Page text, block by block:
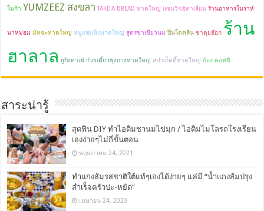
โมก้า YUMZEEZ สงขลา TAKE A BREAD หาดใหญ่ แซนวิชอิตาเลี่ยน ร้านอาหารโนราห์
นาหม่อม มัทฉะหาดใหญ่ หมูแช่แข็งหาดใหญ่ สูตรชาเขียวนม ปิ่นโตคลีน ชาตุยฮ๊อก ร้าน
ฮาลาล ยูบิงคาเฟ่ ก๋วยเตี๋ยวพุงกางหาดใหญ่ สปาเก็ตตี้หาดใหญ่ ก้อง คอฟฟี่
สาระน่ารู้
สุดฟิน DIY ทำไอติมชานมไข่มุก / ไอติมไมโลรถโรงเรียน
เองง่ายๆไม่กี่ขั้นตอน
พฤษภาคม 24, 2021
ทำแกงส้มรสชาติใต้แท้ๆเองได้ง่ายๆ แค่มี “น้ำแกงส้มปรุง
สำเร็จครัวปะ-หยัด”
เมษายน 24, 2020